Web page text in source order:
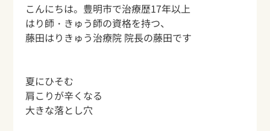
こんにちは。豊明市で治療歴17年以上
はり師・きゅう師の資格を持つ、
藤田はりきゅう治療院 院長の藤田です
夏にひそむ
肩こりが辛くなる
大きな落とし穴